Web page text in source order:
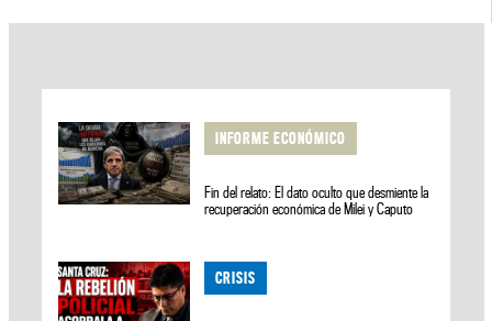
INFORME ECONÓMICO
Fin del relato: El dato oculto que desmiente la
recuperación económica de Milei y Caputo
CRISIS